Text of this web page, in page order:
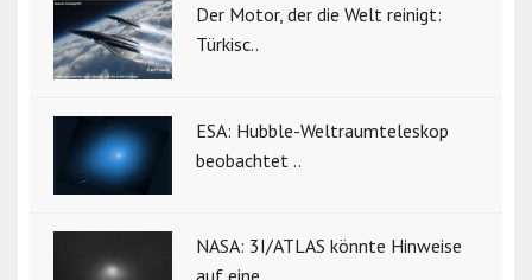
Der Motor, der die Welt reinigt:
Türkisc..
ESA: Hubble-Weltraumteleskop
beobachtet ..
NASA: 3I/ATLAS könnte Hinweise